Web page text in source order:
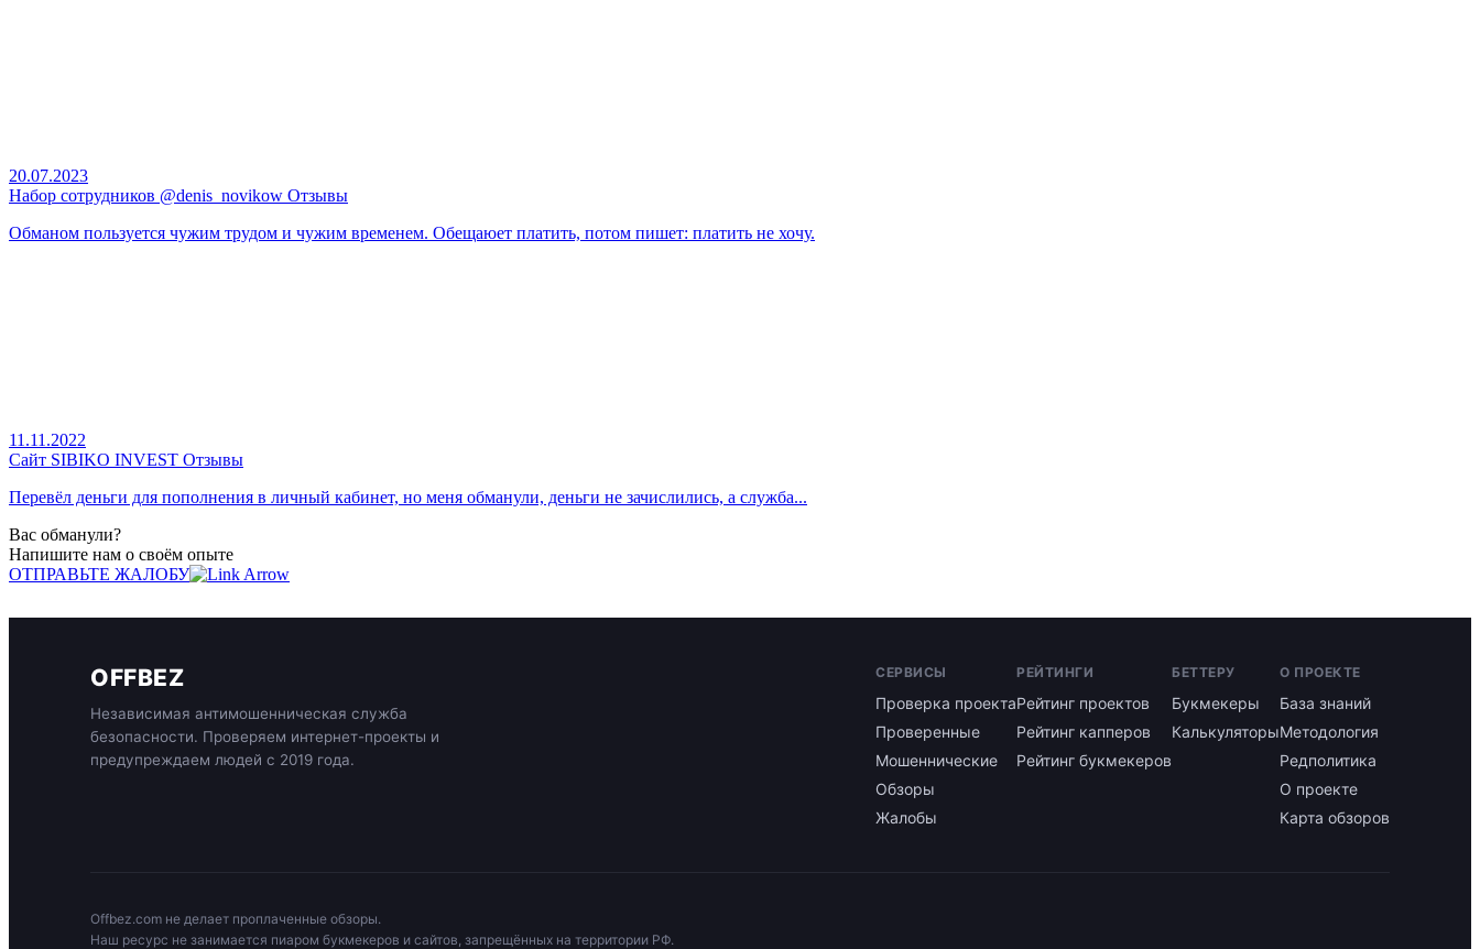
20.07.2023
Набор сотрудников @denis_novikow Отзывы
Обманом пользуется чужим трудом и чужим временем. Обещаюет платить, потом пишет: платить не хочу.
11.11.2022
Сайт SIBIKO INVEST Отзывы
Перевёл деньги для пополнения в личный кабинет, но меня обманули, деньги не зачислились, а служба...
Вас обманули?
Напишите нам о своём опыте
ОТПРАВЬТЕ ЖАЛОБУ
OFFBEZ
Независимая антимошенническая служба
безопасности. Проверяем интернет-проекты и
предупреждаем людей с 2019 года.
СЕРВИСЫ
Проверка проекта
Проверенные
Мошеннические
Обзоры
Жалобы
РЕЙТИНГИ
Рейтинг проектов
Рейтинг капперов
Рейтинг букмекеров
БЕТТЕРУ
Букмекеры
Калькуляторы
О ПРОЕКТЕ
База знаний
Методология
Редполитика
О проекте
Карта обзоров
Offbez.com не делает проплаченные обзоры.
Наш ресурс не занимается пиаром букмекеров и сайтов, запрещённых на территории РФ.